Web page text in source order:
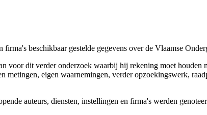
beschikbaar gestelde gegevens over de Vlaamse
voor dit verder onderzoek waarbij hij rekening moet houden
eigen waarnemingen, verder opzoekingswerk,
auteurs, diensten, instellingen en firma's werden